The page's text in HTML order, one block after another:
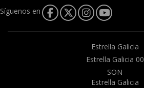
Síguenos en
Estrella Galicia
Estrella Galicia 00
SON
Estrella Galicia